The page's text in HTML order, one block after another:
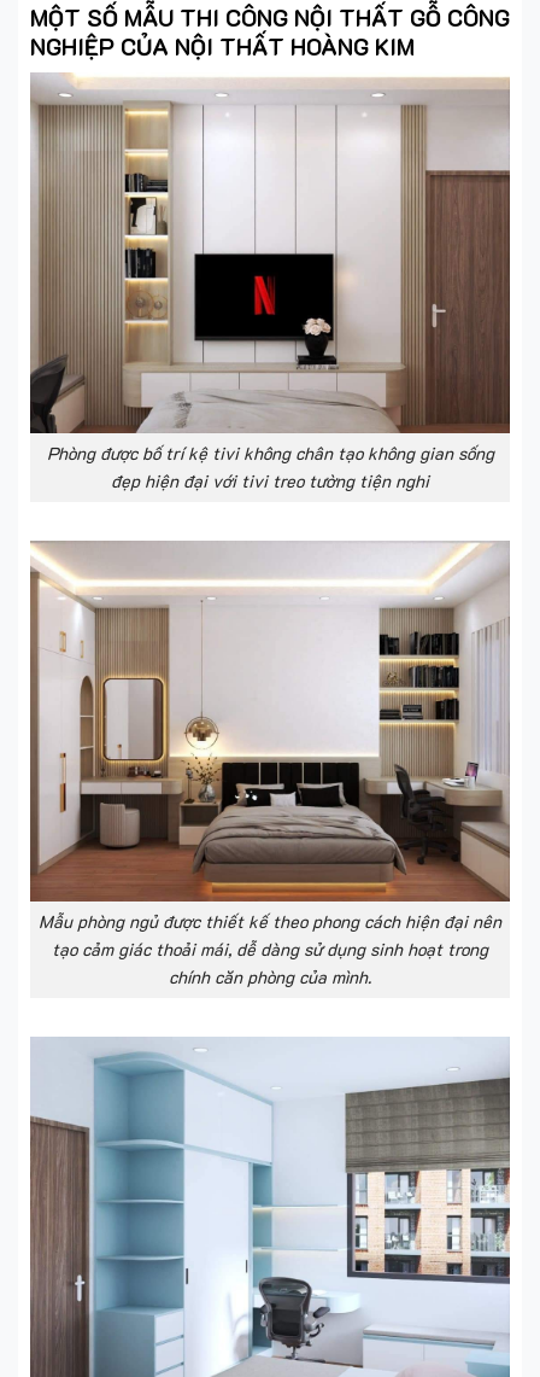
MỘT SỐ MẪU THI CÔNG NỘI THẤT GỖ CÔNG
NGHIỆP CỦA NỘI THẤT HOÀNG KIM
Phòng được bố trí kệ tivi không chân tạo không gian sống
đẹp hiện đại với tivi treo tường tiện nghi
Mẫu phòng ngủ được thiết kế theo phong cách hiện đại nên
tạo cảm giác thoải mái, dễ dàng sử dụng sinh hoạt trong
chính căn phòng của mình.